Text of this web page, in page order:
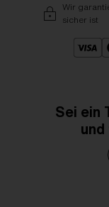
Wir
sicher ist
Sei ein